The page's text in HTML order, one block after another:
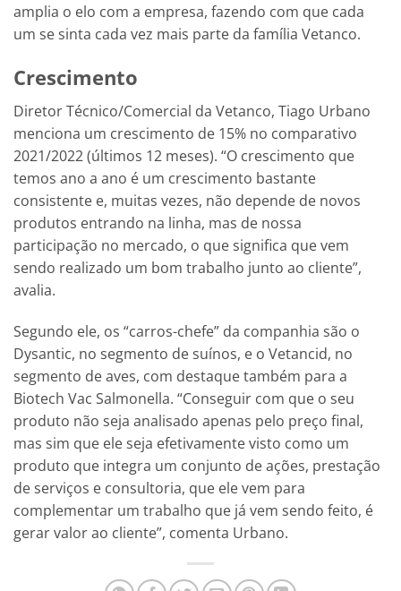
amplia o elo com a empresa, fazendo com que cada
um se sinta cada vez mais parte da família Vetanco.
Crescimento
Diretor Técnico/Comercial da Vetanco, Tiago Urbano
menciona um crescimento de 15% no comparativo
2021/2022 (últimos 12 meses). “O crescimento que
temos ano a ano é um crescimento bastante
consistente e, muitas vezes, não depende de novos
produtos entrando na linha, mas de nossa
participação no mercado, o que significa que vem
sendo realizado um bom trabalho junto ao cliente”,
avalia.
Segundo ele, os “carros-chefe” da companhia são o
Dysantic, no segmento de suínos, e o Vetancid, no
segmento de aves, com destaque também para a
Biotech Vac Salmonella. “Conseguir com que o seu
produto não seja analisado apenas pelo preço final,
mas sim que ele seja efetivamente visto como um
produto que integra um conjunto de ações, prestação
de serviços e consultoria, que ele vem para
complementar um trabalho que já vem sendo feito, é
gerar valor ao cliente”, comenta Urbano.